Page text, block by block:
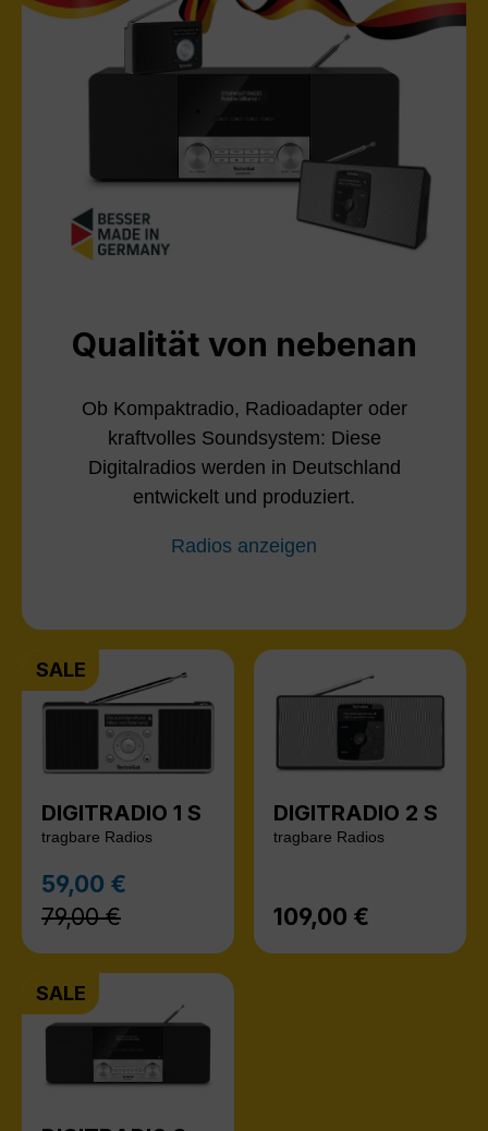
Qualität von nebenan
Ob Kompaktradio, Radioadapter oder
kraftvolles Soundsystem: Diese
Digitalradios werden in Deutschland
entwickelt und produziert.
Radios anzeigen
SALE
DIGITRADIO 1 S
tragbare Radios
Verkaufspreis:
59,00 €
79,00 €
DIGITRADIO 2 S
tragbare Radios
Regulärer Preis:
109,00 €
SALE